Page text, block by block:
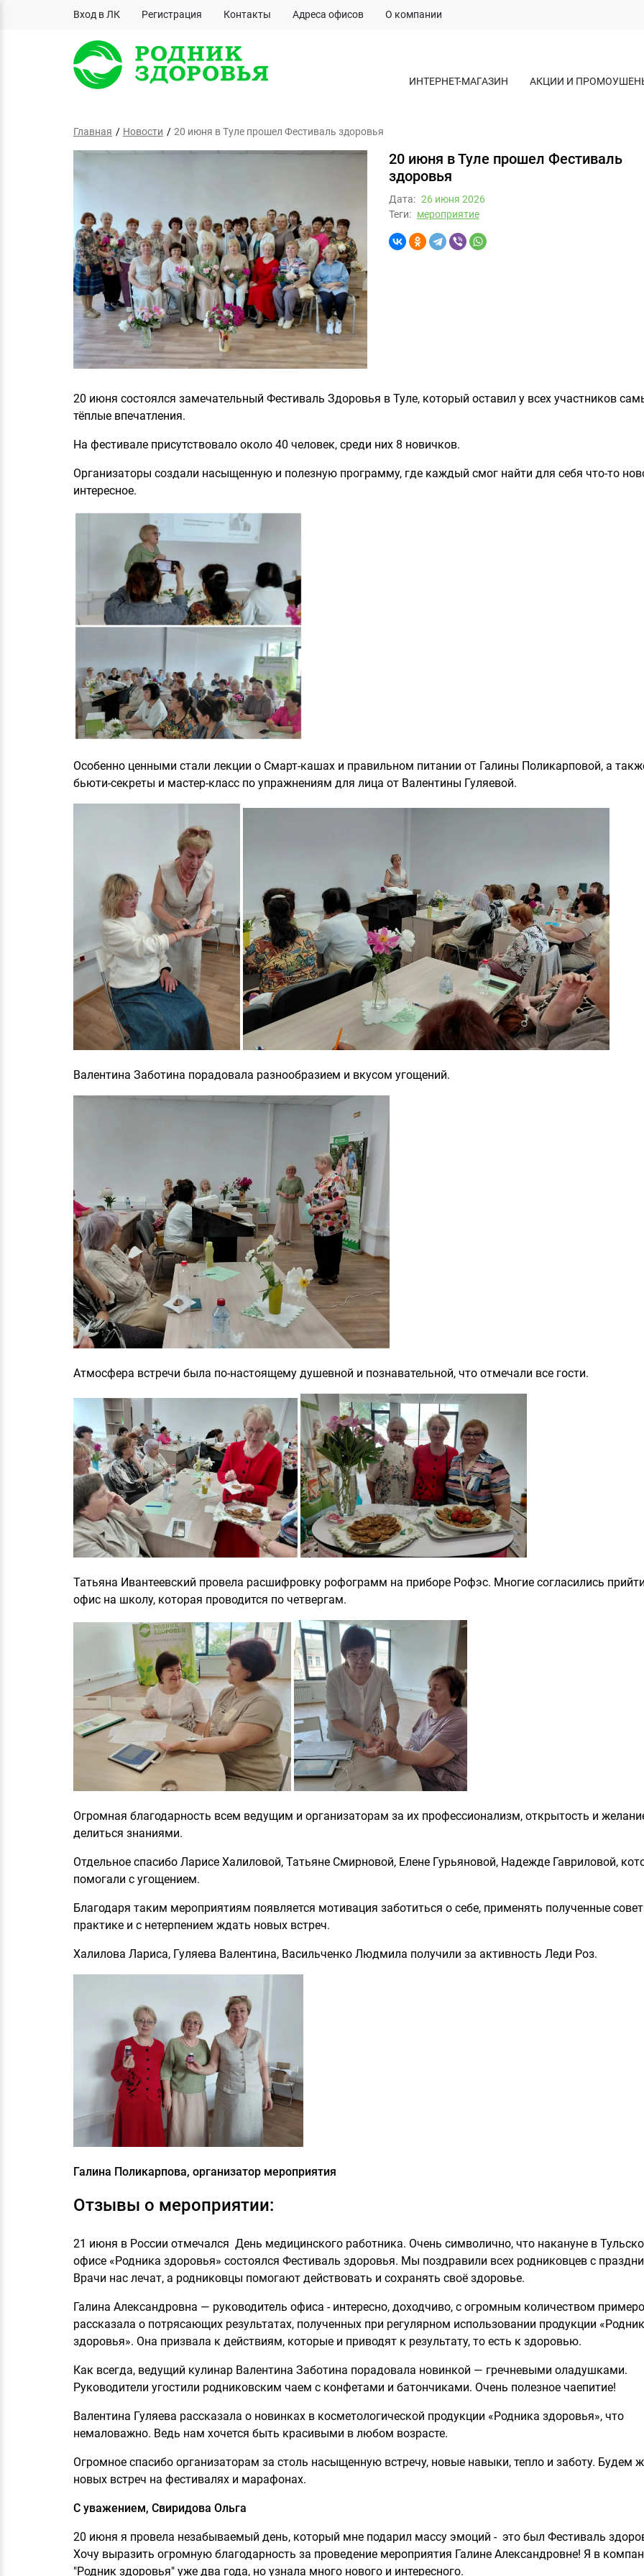
Вход в ЛК Регистрация Контакты Адреса офисов О компании
ИНТЕРНЕТ-МАГАЗИН АКЦИИ И
Главная Новости 20 июня в Туле прошел Фестиваль здоровья
20 июня в Туле прошел Фестиваль
здоровья
Дата: 26 июня 2026
Теги: мероприятие
20 июня состоялся замечательный Фестиваль Здоровья в Туле, который оставил у всех участников
тёплые впечатления.
На фестивале присутствовало около 40 человек, среди них 8 новичков.
Организаторы создали насыщенную и полезную программу, где каждый смог найти для себя что-то
интересное.
Особенно ценными стали лекции о Смарт-кашах и правильном питании от Галины Поликарповой, а
бьюти-секреты и мастер-класс по упражнениям для лица от Валентины Гуляевой.
Валентина Заботина порадовала разнообразием и вкусом угощений.
Атмосфера встречи была по-настоящему душевной и познавательной, что отмечали все гости.
Татьяна Ивантеевский провела расшифровку рофограмм на приборе Рофэс. Многие согласились
офис на школу, которая проводится по четвергам.
Огромная благодарность всем ведущим и организаторам за их профессионализм, открытость и
делиться знаниями.
Отдельное спасибо Ларисе Халиловой, Татьяне Смирновой, Елене Гурьяновой, Надежде Гавриловой,
помогали с угощением.
Благодаря таким мероприятиям появляется мотивация заботиться о себе, применять полученные
практике и с нетерпением ждать новых встреч.
Халилова Лариса, Гуляева Валентина, Васильченко Людмила получили за активность Леди Роз.
Галина Поликарпова, организатор мероприятия
Отзывы о мероприятии:
21 июня в России отмечался День медицинского работника. Очень символично, что накануне в
офисе «Родника здоровья» состоялся Фестиваль здоровья. Мы поздравили всех родниковцев с
Врачи нас лечат, а родниковцы помогают действовать и сохранять своё здоровье.
Галина Александровна — руководитель офиса - интересно, доходчиво, с огромным количеством
рассказала о потрясающих результатах, полученных при регулярном использовании продукции
здоровья». Она призвала к действиям, которые и приводят к результату, то есть к здоровью.
Как всегда, ведущий кулинар Валентина Заботина порадовала новинкой — гречневыми оладушками.
Руководители угостили родниковским чаем с конфетами и батончиками. Очень полезное чаепитие!
Валентина Гуляева рассказала о новинках в косметологической продукции «Родника здоровья», что
немаловажно. Ведь нам хочется быть красивыми в любом возрасте.
Огромное спасибо организаторам за столь насыщенную встречу, новые навыки, тепло и заботу. Будем
новых встреч на фестивалях и марафонах.
С уважением, Свиридова Ольга
20 июня я провела незабываемый день, который мне подарил массу эмоций - это был Фестиваль
Хочу выразить огромную благодарность за проведение мероприятия Галине Александровне! Я в
"Родник здоровья" уже два года, но узнала много нового и интересного.